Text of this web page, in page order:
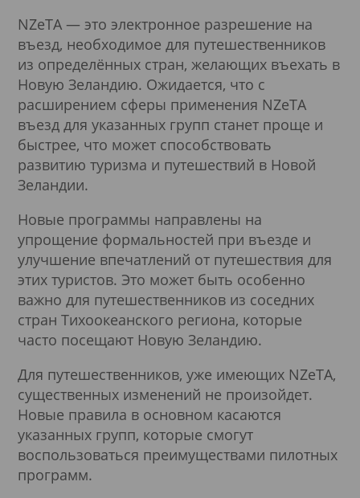
Подробнее
NZeTA — это электронное разрешение на
въезд, необходимое для путешественников
из определённых стран, желающих въехать в
Новую Зеландию. Ожидается, что с
расширением сферы применения NZeTA
въезд для указанных групп станет проще и
быстрее, что может способствовать
развитию туризма и путешествий в Новой
Зеландии.
Новые программы направлены на
упрощение формальностей при въезде и
улучшение впечатлений от путешествия для
этих туристов. Это может быть особенно
важно для путешественников из соседних
стран Тихоокеанского региона, которые
часто посещают Новую Зеландию.
Для путешественников, уже имеющих NZeTA,
существенных изменений не произойдет.
Новые правила в основном касаются
указанных групп, которые смогут
воспользоваться преимуществами пилотных
программ.